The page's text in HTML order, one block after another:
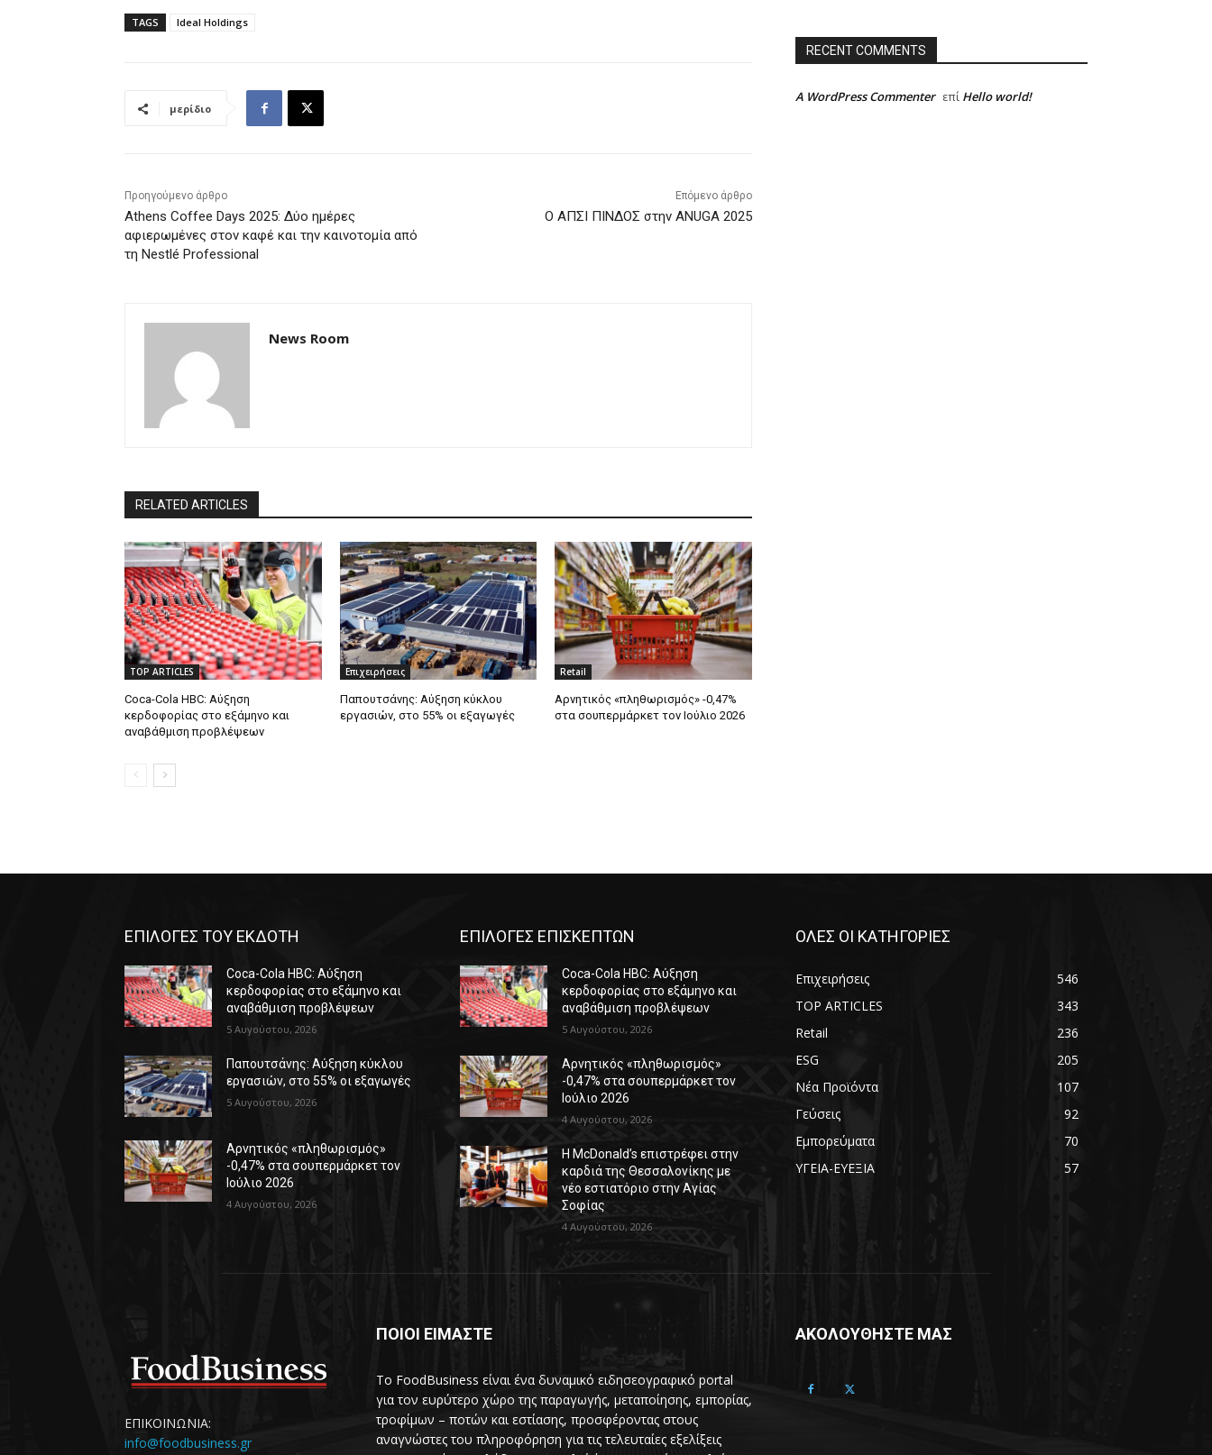
TAGS Ideal Holdings
μερίδιο
Προηγούμενο άρθρο
Athens Coffee Days 2025: Δύο ημέρες
αφιερωμένες στον καφέ και την καινοτομία από
τη Nestlé Professional
Επόμενο άρθρο
Ο ΑΠΣΙ ΠΙΝΔΟΣ στην ANUGA 2025
News Room
RELATED ARTICLES
TOP ARTICLES
Coca-Cola HBC: Αύξηση
κερδοφορίας στο εξάμηνο και
αναβάθμιση προβλέψεων
Επιχειρήσεις
Παπουτσάνης: Αύξηση κύκλου
εργασιών, στο 55% οι εξαγωγές
Retail
Αρνητικός «πληθωρισμός» -0,47%
στα σουπερμάρκετ τον Ιούλιο 2026
RECENT COMMENTS
A WordPress Commenter επί Hello world!
ΕΠΙΛΟΓΕΣ ΤΟΥ ΕΚΔΟΤΗ
Coca-Cola HBC: Αύξηση
κερδοφορίας στο εξάμηνο και
αναβάθμιση προβλέψεων
5 Αυγούστου, 2026
Παπουτσάνης: Αύξηση κύκλου
εργασιών, στο 55% οι εξαγωγές
5 Αυγούστου, 2026
Αρνητικός «πληθωρισμός»
-0,47% στα σουπερμάρκετ τον
Ιούλιο 2026
4 Αυγούστου, 2026
ΕΠΙΛΟΓΕΣ ΕΠΙΣΚΕΠΤΩΝ
Coca-Cola HBC: Αύξηση
κερδοφορίας στο εξάμηνο και
αναβάθμιση προβλέψεων
5 Αυγούστου, 2026
Αρνητικός «πληθωρισμός»
-0,47% στα σουπερμάρκετ τον
Ιούλιο 2026
4 Αυγούστου, 2026
Η McDonald’s επιστρέφει στην
καρδιά της Θεσσαλονίκης με
νέο εστιατόριο στην Αγίας
Σοφίας
4 Αυγούστου, 2026
ΟΛΕΣ ΟΙ ΚΑΤΗΓΟΡΙΕΣ
Επιχειρήσεις
546
TOP ARTICLES
343
Retail
236
ESG
205
Νέα Προϊόντα
107
Γεύσεις
92
Εμπορεύματα
70
ΥΓΕΙΑ-ΕΥΕΞΙΑ
57
ΕΠΙΚΟΙΝΩΝΙΑ:
info@foodbusiness.gr
ΠΟΙΟΙ ΕΙΜΑΣΤΕ
Το FoodBusiness είναι ένα δυναμικό ειδησεογραφικό portal
για τον ευρύτερο χώρο της παραγωγής, μεταποίησης, εμπορίας,
τροφίμων – ποτών και εστίασης, προσφέροντας στους
αναγνώστες του πληροφόρηση για τις τελευταίες εξελίξεις
ΑΚΟΛΟΥΘΗΣΤΕ ΜΑΣ